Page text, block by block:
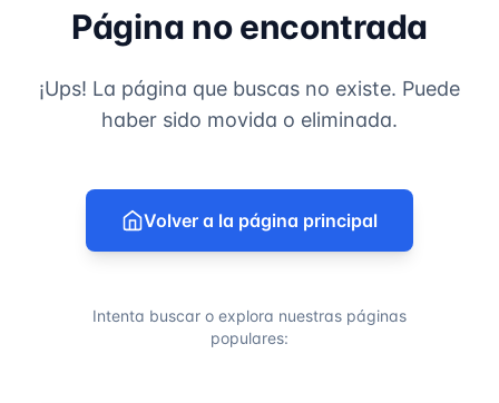
Página no encontrada
¡Ups! La página que buscas no existe. Puede
haber sido movida o eliminada.
Volver a la página principal
Intenta buscar o explora nuestras páginas
populares: